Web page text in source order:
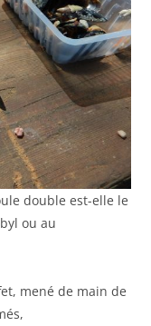
double est-elle le
ou au
mené de main de